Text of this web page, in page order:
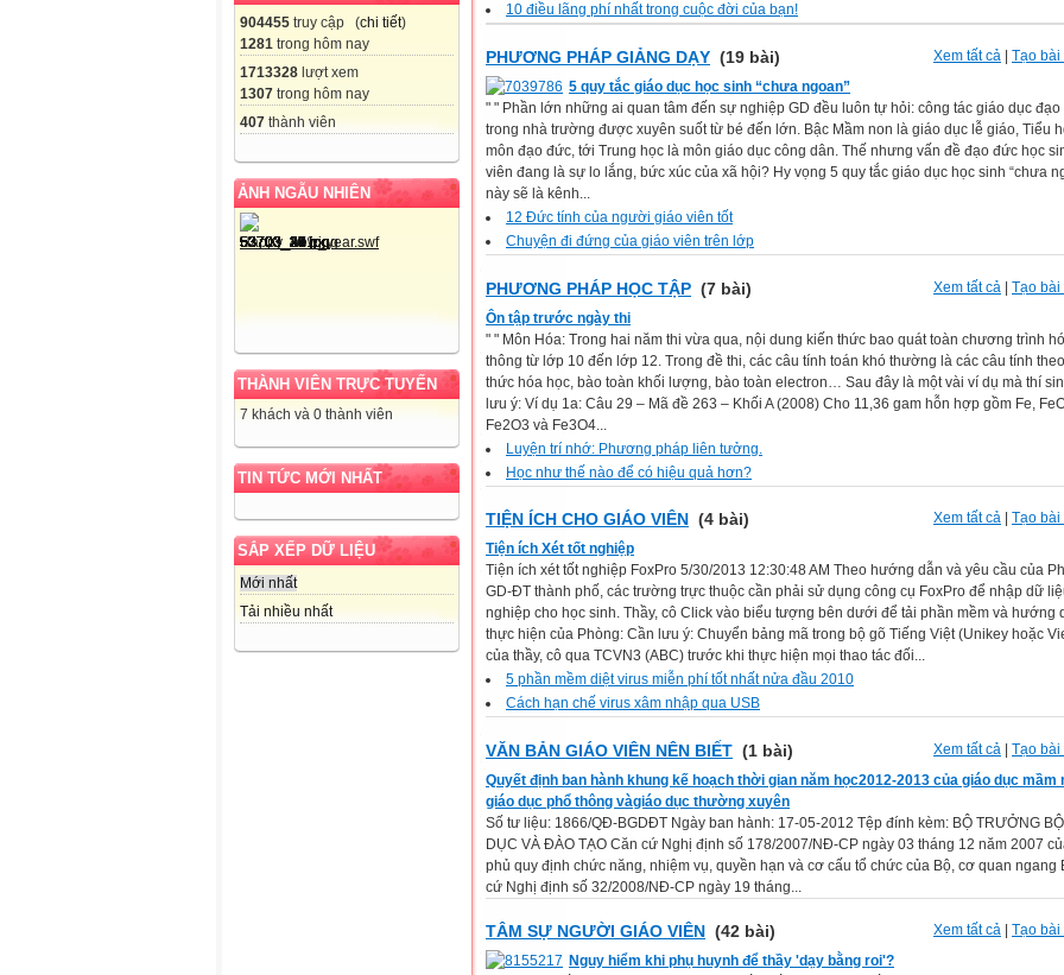
904455 truy cập (chi tiết)
1281 trong hôm nay
1713328 lượt xem
1307 trong hôm nay
407 thành viên
ẢNH NGẪU NHIÊN
THÀNH VIÊN TRỰC TUYẾN
7 khách và 0 thành viên
TIN TỨC MỚI NHẤT
SẮP XẾP DỮ LIỆU
Mới nhất
Tải nhiều nhất
10 điều lãng phí nhất trong cuộc đời của bạn!
Xem tất cả Tạo bài
PHƯƠNG PHÁP GIẢNG DẠY (19 bài)
5 quy tắc giáo dục học sinh “chưa ngoan”
" " Phần lớn những ai quan tâm đến sự nghiệp GD đều luôn tự hỏi: công tác giáo dục
trong nhà trường được xuyên suốt từ bé đến lớn. Bậc Mầm non là giáo dục lễ giáo, Tiểu
môn đạo đức, tới Trung học là môn giáo dục công dân. Thế nhưng vấn đề đạo đức học
viên đang là sự lo lắng, bức xúc của xã hội? Hy vọng 5 quy tắc giáo dục học sinh “chưa
này sẽ là kênh...
12 Đức tính của người giáo viên tốt
Chuyện đi đứng của giáo viên trên lớp
Xem tất cả | Tạo bài
PHƯƠNG PHÁP HỌC TẬP (7 bài)
Ôn tập trước ngày thi
" " Môn Hóa: Trong hai năm thi vừa qua, nội dung kiến thức bao quát toàn chương trình
thông từ lớp 10 đến lớp 12. Trong đề thi, các câu tính toán khó thường là các câu tính
thức hóa học, bào toàn khối lượng, bào toàn electron… Sau đây là một vài ví dụ mà thí
lưu ý: Ví dụ 1a: Câu 29 – Mã đề 263 – Khối A (2008) Cho 11,36 gam hỗn hợp gồm Fe,
Fe2O3 và Fe3O4...
Luyện trí nhớ: Phương pháp liên tưởng.
Học như thế nào để có hiệu quả hơn?
Xem tất cả Tạo bài
TIỆN ÍCH CHO GIÁO VIÊN (4 bài)
Tiện ích Xét tốt nghiệp
Tiện ích xét tốt nghiệp FoxPro 5/30/2013 12:30:48 AM Theo hướng dẫn và yêu cầu của
GD-ĐT thành phố, các trường trực thuộc cần phải sử dụng công cụ FoxPro để nhập dữ
nghiệp cho học sinh. Thầy, cô Click vào biểu tượng bên dưới để tải phần mềm và hướng
thực hiện của Phòng: Cần lưu ý: Chuyển bảng mã trong bộ gõ Tiếng Việt (Unikey hoặc
của thầy, cô qua TCVN3 (ABC) trước khi thực hiện mọi thao tác đối...
5 phần mềm diệt virus miễn phí tốt nhất nửa đầu 2010
Cách hạn chế virus xâm nhập qua USB
Xem tất cả | Tạo bài
VĂN BẢN GIÁO VIÊN NÊN BIẾT (1 bài)
Quyết định ban hành khung kế hoạch thời gian năm học2012-2013 của giáo dục mầm
giáo dục phổ thông vàgiáo dục thường xuyên
Số tư liệu: 1866/QĐ-BGDĐT Ngày ban hành: 17-05-2012 Tệp đính kèm: BỘ TRƯỞNG
DỤC VÀ ĐÀO TẠO Căn cứ Nghị định số 178/2007/NĐ-CP ngày 03 tháng 12 năm 2007
phủ quy định chức năng, nhiệm vụ, quyền hạn và cơ cấu tổ chức của Bộ, cơ quan ngang
cứ Nghị định số 32/2008/NĐ-CP ngày 19 tháng...
Xem tất cả Tạo bài
TÂM SỰ NGƯỜI GIÁO VIÊN (42 bài)
Nguy hiểm khi phụ huynh để thầy 'dạy bằng roi'?